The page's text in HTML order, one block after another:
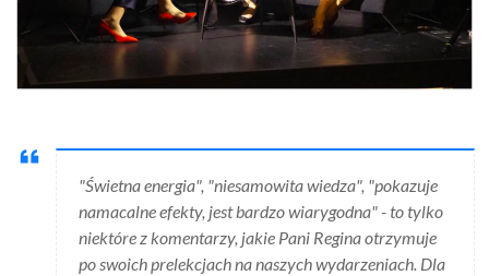
"Świetna energia", "niesamowita wiedza", "pokazuje
namacalne efekty, jest bardzo wiarygodna" - to tylko
niektóre z komentarzy, jakie Pani Regina otrzymuje
po swoich prelekcjach na naszych wydarzeniach. Dla